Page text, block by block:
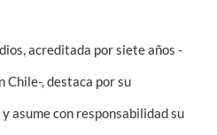
acreditada por siete años -
Chile-, destaca por su
asume con responsabilidad su